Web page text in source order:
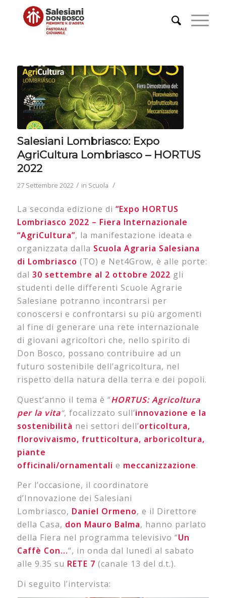
Salesiani Lombriasco: Expo
AgriCultura Lombriasco – HORTUS
2022
27 Settembre 2022 / in Scuola /
La seconda edizione di “Expo HORTUS
Lombriasco 2022 – Fiera Internazionale
“AgriCultura”, la manifestazione ideata e
organizzata dalla Scuola Agraria Salesiana
di Lombriasco (TO) e Net4Grow, è alle porte:
dal 30 settembre al 2 ottobre 2022 gli
studenti delle differenti Scuole Agrarie
Salesiane potranno incontrarsi per
conoscersi e confrontarsi su più argomenti
al fine di generare una rete internazionale
di giovani agricoltori che, nello spirito di
Don Bosco, possano contribuire ad un
futuro sostenibile dell’agricoltura, nel
rispetto della natura della terra e dei popoli.
Quest’anno il tema è “HORTUS: Agricoltura
per la vita“, focalizzato sull’innovazione e la
sostenibilità nei settori dell’orticoltura,
florovivaismo, frutticoltura, arboricoltura,
piante
officinali/ornamentali e meccanizzazione.
Per l’occasione, il coordinatore
d’Innovazione dei Salesiani
Lombriasco, Daniel Ormeno, e il Direttore
della Casa, don Mauro Balma, hanno parlato
della Fiera nel programma televisivo “Un
Caffè Con…“, in onda dal lunedì al sabato
alle 9.35 su RETE 7 (canale 13 del d.t.).
Di seguito l’intervista: